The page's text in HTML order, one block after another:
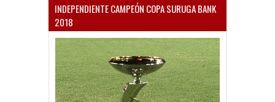
INDEPENDIENTE CAMPEÓN COPA SURUGA BANK
2018